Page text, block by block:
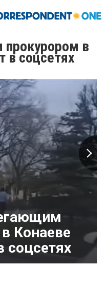
в
в соцсетях
Конаеве
соцсетях